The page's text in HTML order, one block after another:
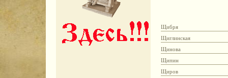
Щибря
Щиглинская
Щинова
Щипин
Щиров